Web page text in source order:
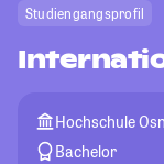
Studiengangsprofil
Hochschule
Bachelor